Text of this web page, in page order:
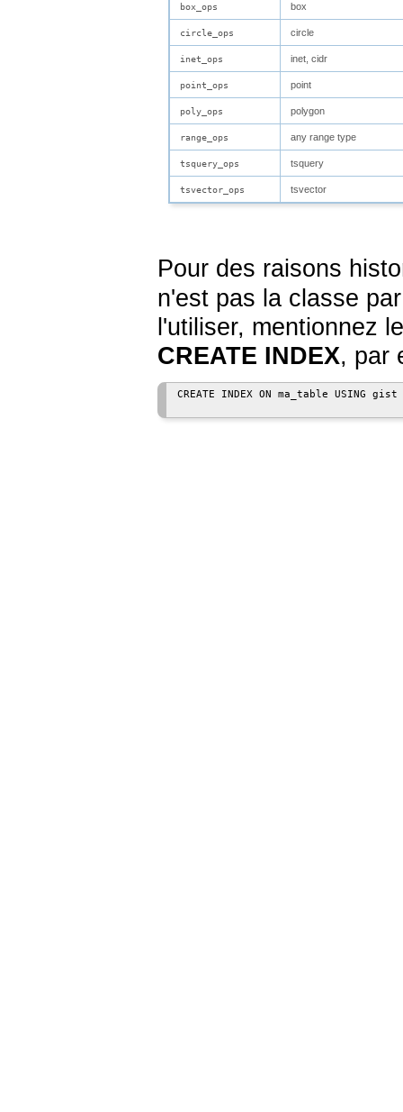
box_ops box
circle_ops circle
inet_ops inet, cidr
point_ops point
poly_ops polygon
range_ops any range type
tsquery_ops tsquery
tsvector_ops tsvector
Pour des raisons
n'est pas la classe
l'utiliser, mentionnez
CREATE INDEX, par
CREATE INDEX ON ma_table USING